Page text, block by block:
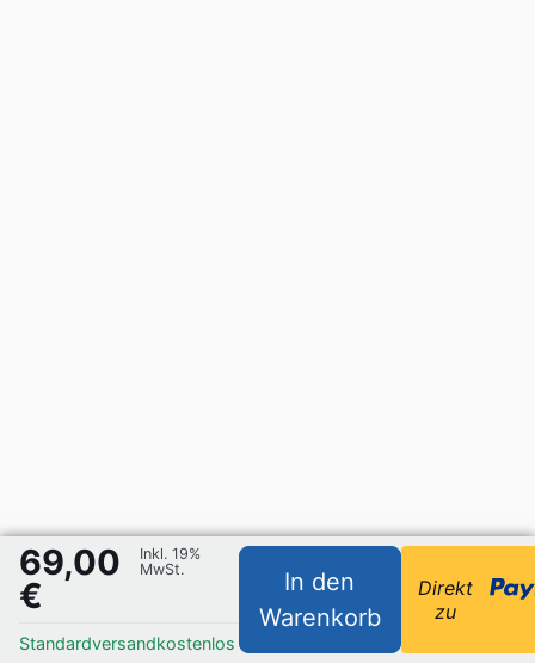
69,00
€
Inkl. 19%
MwSt.
Standardversandkostenlos
In den
Warenkorb
Direkt
zu